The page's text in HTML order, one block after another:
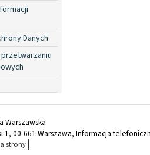
Danych
Warszawska
1, 00-661 Warszawa, Informacja
strony